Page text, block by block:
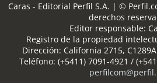
Caras - Editorial Perfil S.A. | ©
derechos
Editor responsable:
Registro de la propiedad
Dirección: California 2715,
Teléfono: (+5411) 7091-4921 /